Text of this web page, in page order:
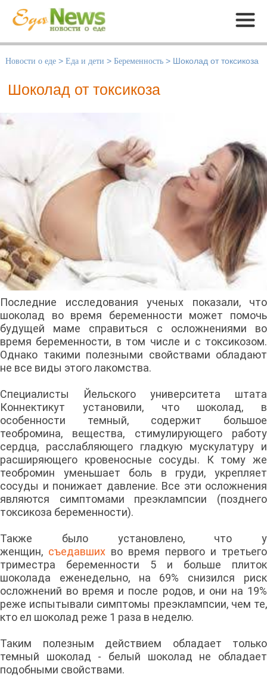
Меню
Новости о еде > Еда и дети > Беременность > Шоколад от токсикоза
Шоколад от токсикоза
Последние исследования ученых показали, что
шоколад во время беременности может помочь
будущей маме справиться с осложнениями во
время беременности, в том числе и с токсикозом.
Однако такими полезными свойствами обладают
не все виды этого лакомства.
Специалисты Йельского университета штата
Коннектикут установили, что шоколад, в
особенности темный, содержит большое
теобромина, вещества, стимулирующего работу
сердца, расслабляющего гладкую мускулатуру и
расширяющего кровеносные сосуды. К тому же
теобромин уменьшает боль в груди, укрепляет
сосуды и понижает давление. Все эти осложнения
являются симптомами преэклампсии (позднего
токсикоза беременности).
Также было установлено, что у
женщин, съедавших во время первого и третьего
триместра беременности 5 и больше плиток
шоколада еженедельно, на 69% снизился риск
осложнений во время и после родов, и они на 19%
реже испытывали симптомы преэклампсии, чем те,
кто ел шоколад реже 1 раза в неделю.
Таким полезным действием обладает только
темный шоколад - белый шоколад не обладает
подобными свойствами.